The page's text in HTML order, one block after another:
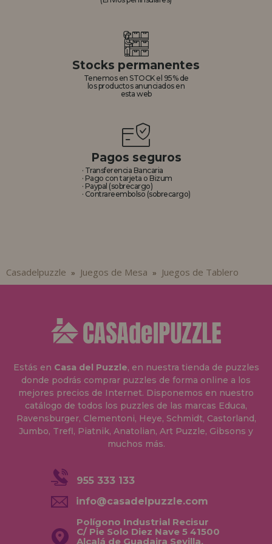
Stocks permanentes
Tenemos en STOCK el 95% de
los productos anunciados en
esta web
Pagos seguros
· Transferencia Bancaria
· Pago con tarjeta o Bizum
· Paypal (sobrecargo)
· Contrareembolso (sobrecargo)
Casadelpuzzle » Juegos de Mesa » Juegos de Tablero
Estás en Casa del Puzzle, en nuestra tienda de puzzles
donde podrás comprar puzzles de forma online a los
mejores precios de Internet. Disponemos en nuestro
catálogo de todos los puzzles de las marcas Educa,
Ravensburger, Clementoni, Heye, Schmidt, Castorland,
Jumbo, Trefl, Piatnik, Anatolian, Art Puzzle, Gibsons y
muchos más.
955 333 133
info@casadelpuzzle.com
Polígono Industrial Recisur
C/ Pie Solo Diez Nave 5 41500
Alcalá de Guadaira Sevilla,